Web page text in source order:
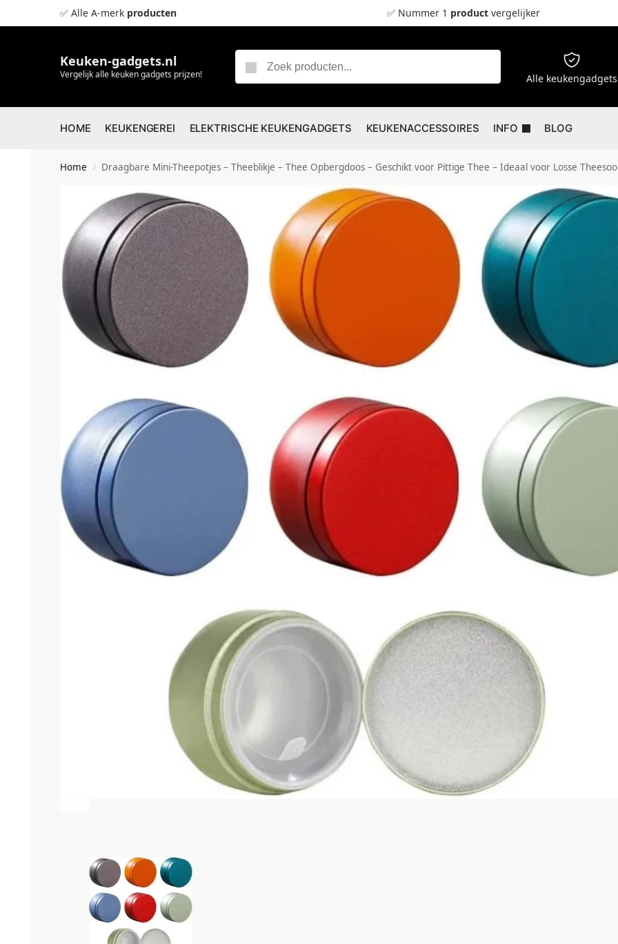
✅ Alle A-merk producten ✅ Nummer 1 product vergelijker
Keuken-gadgets.nl
Vergelijk alle keuken gadgets prijzen! Alle keukengadgets
HOME KEUKENGEREI ELEKTRISCHE KEUKENGADGETS KEUKENACCESSOIRES INFO BLOG
Home / Draagbare Mini-Theepotjes – Theeblikje – Thee Opbergdoos – Geschikt voor Pittige Thee – Ideaal voor Losse Theesoorten – Kleurrijke Theepotjes – Theeblaadjes